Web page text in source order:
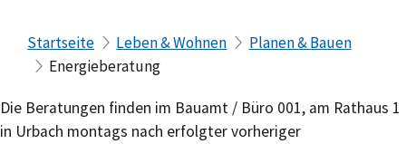
Startseite Leben & Wohnen
Planen & Bauen
Energieberatung
Die Beratungen finden im Bauamt / Büro 001, am Rathaus 1
in Urbach montags nach erfolgter vorheriger